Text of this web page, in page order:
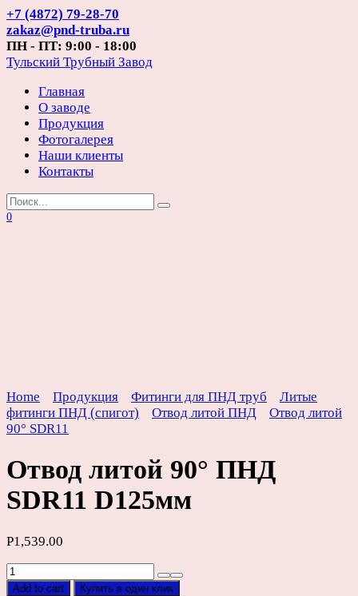
Перейти
к
содержанию
+7 (4872) 79-28-70
zakaz@pnd-truba.ru
ПН - ПТ: 9:00 - 18:00
Тульский Трубный Завод
Главная
О заводе
Продукция
Фотогалерея
Наши клиенты
Контакты
Search
for:
0
Home Продукция Фитинги для ПНД труб
Литые
фитинги ПНД (спигот)
Отвод литой ПНД
Отвод литой
90° SDR11
Отвод литой 90° ПНД
SDR11 D125мм
Р1,539.00
Отвод
литой
Add to cart Купить в один клик